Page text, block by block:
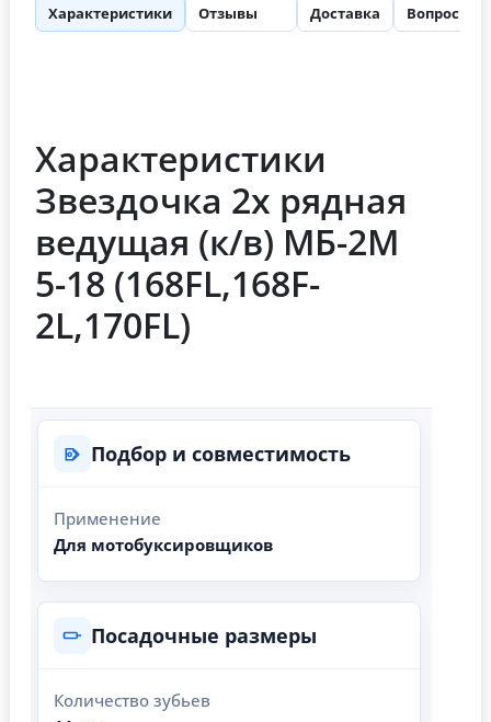
Характеристики Отзывы Доставка Вопросы
Характеристики
Звездочка 2х рядная
ведущая (к/в) МБ-2М
5-18 (168FL,168F-
2L,170FL)
Подбор и совместимость
Применение
Для мотобуксировщиков
Посадочные размеры
Количество зубьев